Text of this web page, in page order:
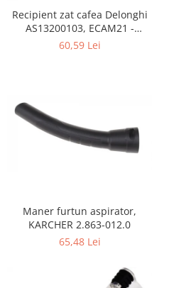
Playere, Boxe & Casti
Telescoape & Optica
Ambalaje cadouri
Cadouri
Curatenie si intretinere
Recipient zat cafea Delonghi
AS13200103, ECAM21 -
ECAM25
60,59 Lei
Maner furtun aspirator,
KARCHER 2.863-012.0
65,48 Lei